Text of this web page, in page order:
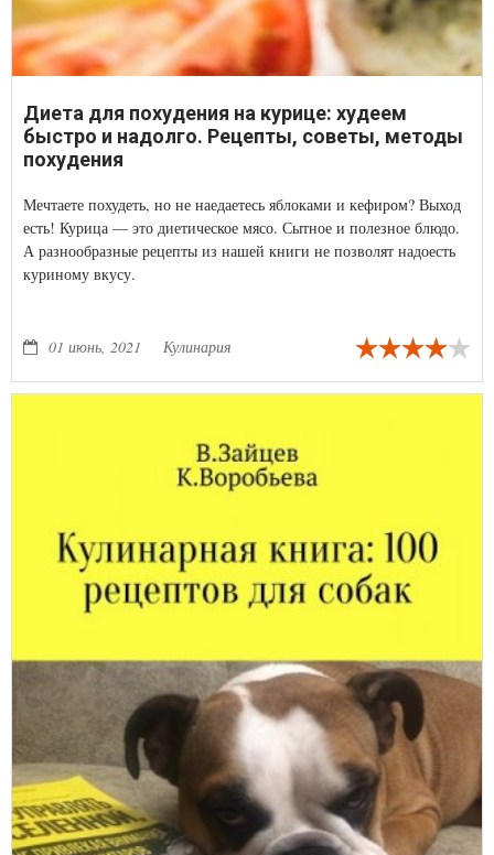
Диета для похудения на курице: худеем
быстро и надолго. Рецепты, советы, методы
похудения
Мечтаете похудеть, но не наедаетесь яблоками и кефиром? Выход
есть! Курица — это диетическое мясо. Сытное и полезное блюдо.
А разнообразные рецепты из нашей книги не позволят надоесть
куриному вкусу.
01 июнь, 2021 Кулинария